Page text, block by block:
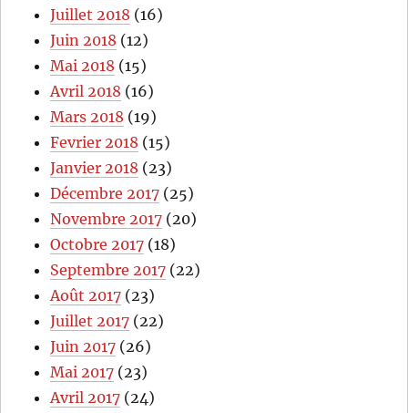
Juillet 2018 (16)
Juin 2018 (12)
Mai 2018 (15)
Avril 2018 (16)
Mars 2018 (19)
Fevrier 2018 (15)
Janvier 2018 (23)
Décembre 2017 (25)
Novembre 2017 (20)
Octobre 2017 (18)
Septembre 2017 (22)
Août 2017 (23)
Juillet 2017 (22)
Juin 2017 (26)
Mai 2017 (23)
Avril 2017 (24)